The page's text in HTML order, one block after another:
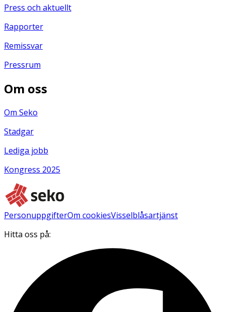
Press och aktuellt
Rapporter
Remissvar
Pressrum
Om oss
Om Seko
Stadgar
Lediga jobb
Kongress 2025
PersonuppgifterOm cookiesVisselblåsartjänst
Hitta oss på: